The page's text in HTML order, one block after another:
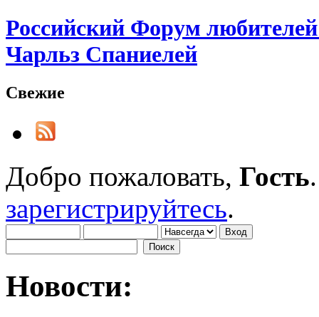
Российский Форум
Чарльз Спаниелей
Свежие
Добро пожаловать, Гость
зарегистрируйтесь.
Новости: